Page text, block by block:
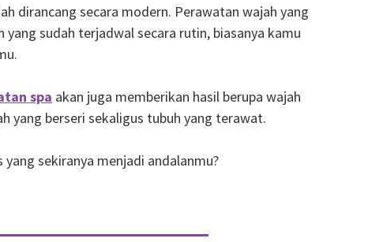
dirancang secara modern. Perawatan wajah yang
sudah terjadwal secara rutin, biasanya kamu
spa akan juga memberikan hasil berupa wajah
yang berseri sekaligus tubuh yang terawat.
sekiranya menjadi andalanmu?